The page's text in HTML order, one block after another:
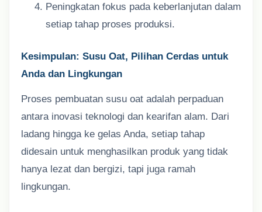
Peningkatan fokus pada keberlanjutan dalam
setiap tahap proses produksi.
Kesimpulan: Susu Oat, Pilihan Cerdas untuk
Anda dan Lingkungan
Proses pembuatan susu oat adalah perpaduan
antara inovasi teknologi dan kearifan alam. Dari
ladang hingga ke gelas Anda, setiap tahap
didesain untuk menghasilkan produk yang tidak
hanya lezat dan bergizi, tapi juga ramah
lingkungan.